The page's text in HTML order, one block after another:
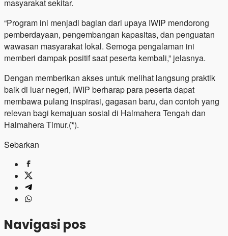
masyarakat sekitar.
“Program ini menjadi bagian dari upaya IWIP mendorong
pemberdayaan, pengembangan kapasitas, dan penguatan
wawasan masyarakat lokal. Semoga pengalaman ini
memberi dampak positif saat peserta kembali,” jelasnya.
Dengan memberikan akses untuk melihat langsung praktik
baik di luar negeri, IWIP berharap para peserta dapat
membawa pulang inspirasi, gagasan baru, dan contoh yang
relevan bagi kemajuan sosial di Halmahera Tengah dan
Halmahera Timur.(*).
Sebarkan
Navigasi pos